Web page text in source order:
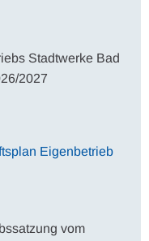
Stadtwerke Bad
2027
Eigenbetrieb
vom